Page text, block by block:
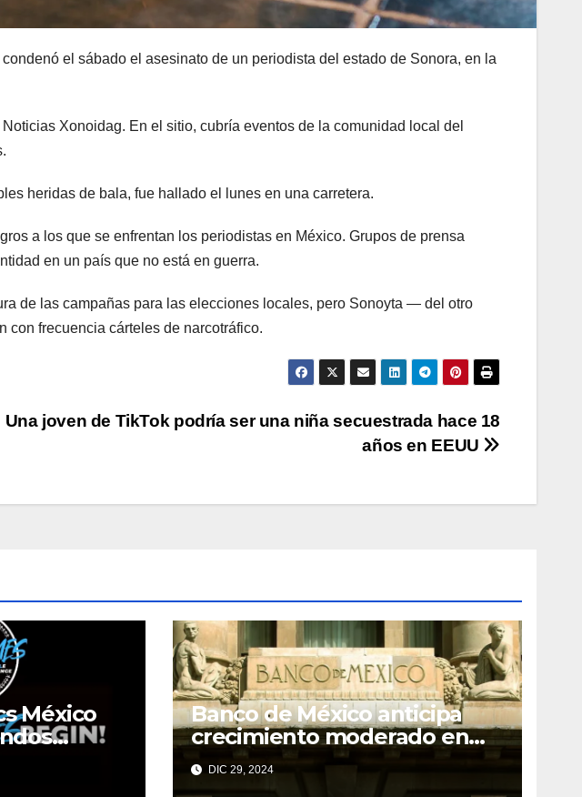
el sábado el asesinato de un periodista del estado de Sonora, en la
Xonoidag. En el sitio, cubría eventos de la comunidad local del
heridas de bala, fue hallado el lunes en una carretera.
a los que se enfrentan los periodistas en México. Grupos de prensa
en un país que no está en guerra.
de las campañas para las elecciones locales, pero Sonoyta — del otro
con frecuencia cárteles de narcotráfico.
Una joven de TikTok podría ser una niña secuestrada hace 18
años en EEUU
México
anual
Banco de México anticipa
crecimiento moderado en
economías regionales pese a
desafíos
DIC 29, 2024